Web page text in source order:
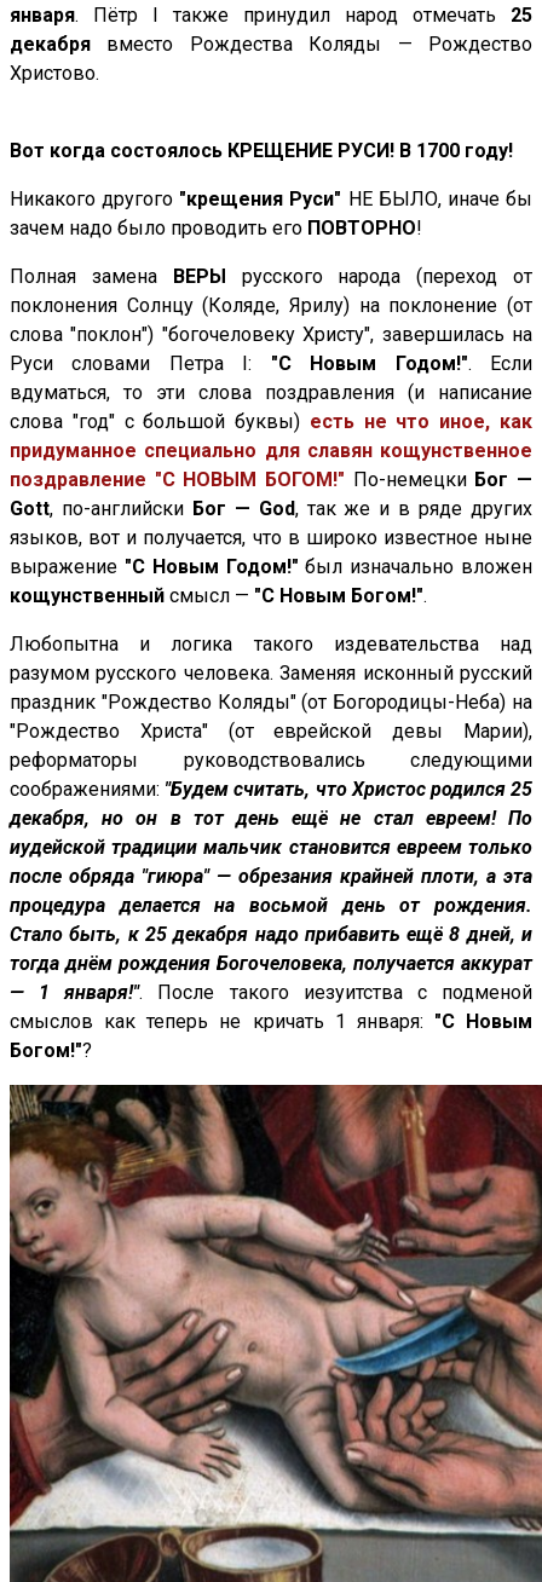
января. Пётр I также принудил народ отмечать 25
декабря вместо Рождества Коляды — Рождество
Христово.
Вот когда состоялось КРЕЩЕНИЕ РУСИ! В 1700 году!
Никакого другого "крещения Руси" НЕ БЫЛО, иначе бы
зачем надо было проводить его ПОВТОРНО!
Полная замена ВЕРЫ русского народа (переход от
поклонения Солнцу (Коляде, Ярилу) на поклонение (от
слова "поклон") "богочеловеку Христу", завершилась на
Руси словами Петра I: "С Новым Годом!". Если
вдуматься, то эти слова поздравления (и написание
слова "год" с большой буквы) есть не что иное, как
придуманное специально для славян кощунственное
поздравление "С НОВЫМ БОГОМ!" По-немецки Бог —
Gott, по-английски Бог — God, так же и в ряде других
языков, вот и получается, что в широко известное ныне
выражение "С Новым Годом!" был изначально вложен
кощунственный смысл — "С Новым Богом!".
Любопытна и логика такого издевательства над
разумом русского человека. Заменяя исконный русский
праздник "Рождество Коляды" (от Богородицы-Неба) на
"Рождество Христа" (от еврейской девы Марии),
реформаторы руководствовались следующими
соображениями: "Будем считать, что Христос родился 25
декабря, но он в тот день ещё не стал евреем! По
иудейской традиции мальчик становится евреем только
после обряда "гиюра" — обрезания крайней плоти, а эта
процедура делается на восьмой день от рождения.
Стало быть, к 25 декабря надо прибавить ещё 8 дней, и
тогда днём рождения Богочеловека, получается аккурат
— 1 января!". После такого иезуитства с подменой
смыслов как теперь не кричать 1 января: "С Новым
Богом!"?